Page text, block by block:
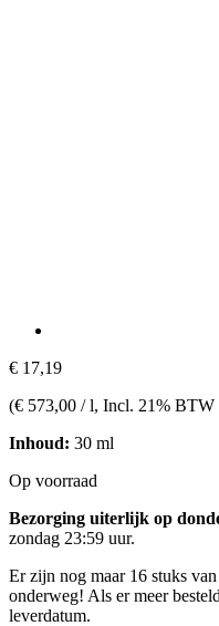
€ 17,19
(€ 573,00 / l, Incl. 21% BTW
Inhoud: 30 ml
Op voorraad
Bezorging uiterlijk op
zondag 23:59 uur.
Er zijn nog maar 16 stuks
onderweg! Als er meer
leverdatum.